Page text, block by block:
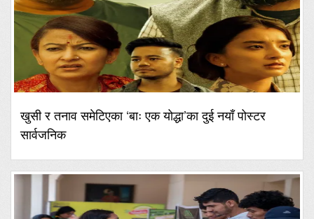
खुसी र तनाव समेटिएका ‘बाः एक योद्धा’का दुई नयाँ पोस्टर
सार्वजनिक